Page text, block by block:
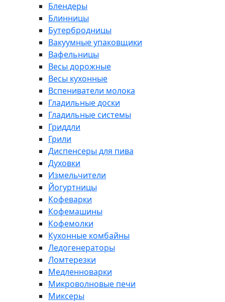
Блендеры
Блинницы
Бутербродницы
Вакуумные упаковщики
Вафельницы
Весы дорожные
Весы кухонные
Вспениватели молока
Гладильные доски
Гладильные системы
Гриддли
Грили
Диспенсеры для пива
Духовки
Измельчители
Йогуртницы
Кофеварки
Кофемашины
Кофемолки
Кухонные комбайны
Ледогенераторы
Ломтерезки
Медленноварки
Микроволновые печи
Миксеры